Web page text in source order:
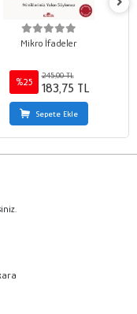
Mikro İfadeler
%25
245,00 TL
183,75 TL
Sepete Ekle